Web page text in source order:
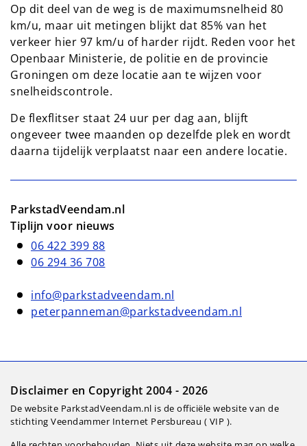
Op dit deel van de weg is de maximumsnelheid 80
km/u, maar uit metingen blijkt dat 85% van het
verkeer hier 97 km/u of harder rijdt. Reden voor het
Openbaar Ministerie, de politie en de provincie
Groningen om deze locatie aan te wijzen voor
snelheidscontrole.
De flexflitser staat 24 uur per dag aan, blijft
ongeveer twee maanden op dezelfde plek en wordt
daarna tijdelijk verplaatst naar een andere locatie.
ParkstadVeendam.nl
Tiplijn voor nieuws
06 422 399 88
06 294 36 708
info@parkstadveendam.nl
peterpanneman@parkstadveendam.nl
Disclaimer en Copyright 2004 - 2026
De website ParkstadVeendam.nl is de officiële website van de
stichting Veendammer Internet Persbureau ( VIP ).